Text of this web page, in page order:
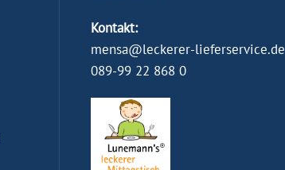
Kontakt:
mensa@leckerer-lieferservice.de
089-99 22 868 0